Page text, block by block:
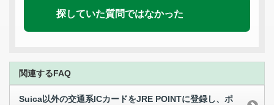
探していた質問ではなかった
関連するFAQ
Suica以外の交通系ICカードをJRE POINTに登録し、ポ